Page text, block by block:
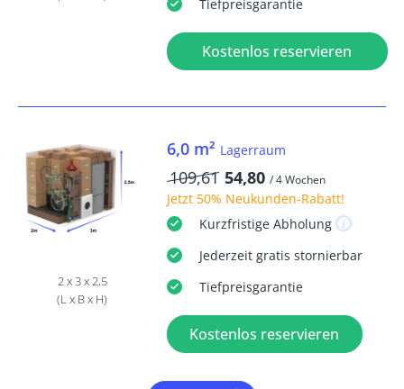
Tiefpreisgarantie
Kostenlos reservieren
2 x 3 x 2,5
(L x B x H)
6,0 m² Lagerraum
109,61 54,80 / 4 Wochen
Jetzt 50% Neukunden-Rabatt!
KurzfristigeAbholung
Jederzeit gratis stornierbar
Tiefpreisgarantie
Kostenlos reservieren